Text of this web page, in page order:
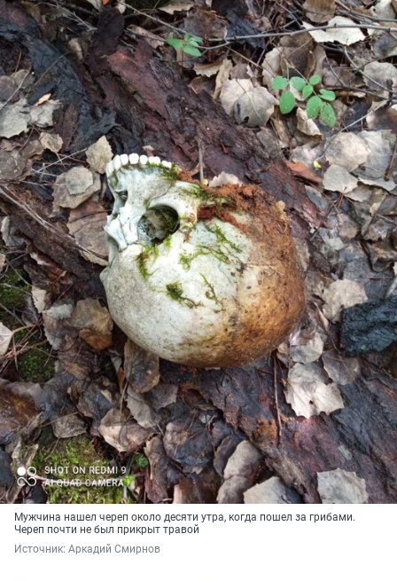
Мужчина нашел череп около десяти утра, когда пошел за грибами.
Череп почти не был прикрыт травой
Источник: Аркадий Смирнов